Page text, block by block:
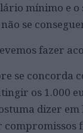
mínimo e
se
fazer
se concorda
os 1.000
dizer